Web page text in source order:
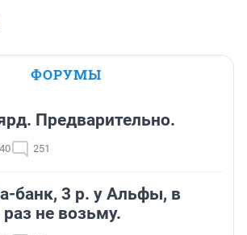
ФОРУМЫ
Предварительно.
251
банк, 3 р. у Альфы, в
не возьму.